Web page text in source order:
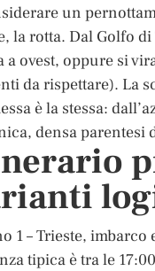
un
la rotta. Dal Golfo di
a ovest, oppure si
da rispettare). La
è la stessa:
densa parentesi
1 – Trieste,
tipica è tra le